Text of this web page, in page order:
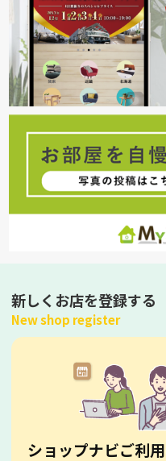
新しくお店を登録する
New shop register
ショップナビご利